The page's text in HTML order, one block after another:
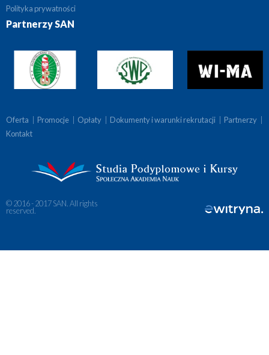
Polityka prywatności
Partnerzy SAN
Oferta Promocje Opłaty Dokumenty i warunki rekrutacji Partnerzy
Kontakt
© 2016 - 2017 SAN. All rights
reserved.